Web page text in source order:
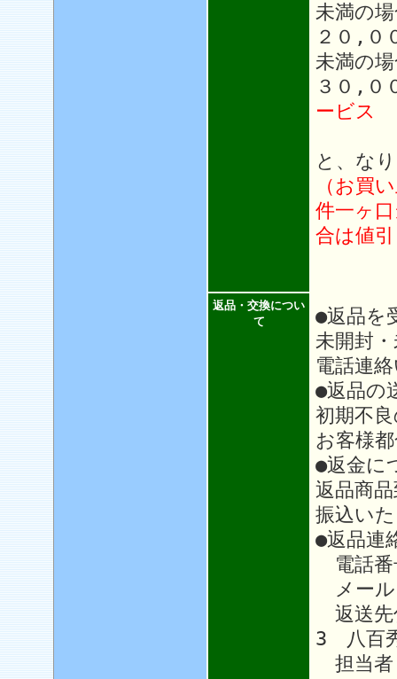
未満の
２０,０
未満の
３０,０
ービス
と、な
（お買
件一ヶ
合は値
返品・交換につい
て
●返品を
未開封
電話連
●返品の
初期不
お客様
●返金に
返品商
振込い
●返品連
電話番
メー
返送先
3 八百
担当